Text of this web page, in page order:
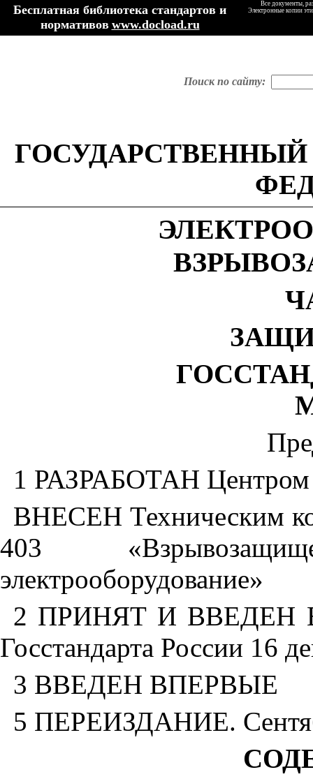
Бесплатная библиотека стандартов и
нормативов www.docload.ru
Все документы,
Электронные копии
Поиск по сайту:
1 РАЗРАБОТАН Центром
ВНЕСЕН Техническим
403
электрооборудование»
2 ПРИНЯТ И ВВЕДЕН В
Госстандарта России 16
3 ВВЕДЕН ВПЕРВЫЕ
5 ПЕРЕИЗДАНИЕ.